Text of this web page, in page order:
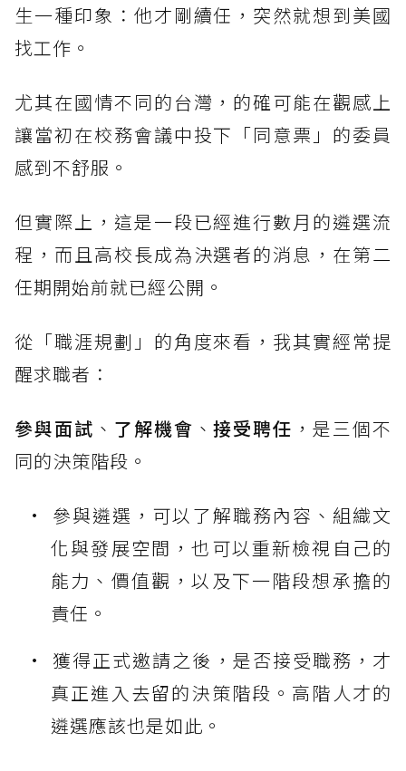
生一種印象：他才剛續任，突然就想到美國
找工作。
尤其在國情不同的台灣，的確可能在觀感上
讓當初在校務會議中投下「同意票」的委員
感到不舒服。
但實際上，這是一段已經進行數月的遴選流
程，而且高校長成為決選者的消息，在第二
任期開始前就已經公開。
從「職涯規劃」的角度來看，我其實經常提
醒求職者：
參與面試 、 了解機會 、接受聘任 ，是三個不
同的決策階段。
參與遴選，可以了解職務內容、組織文
化與發展空間，也可以重新檢視自己的
能力、價值觀，以及下一階段想承擔的
責任。
獲得正式邀請之後，是否接受職務，才
真正進入去留的決策階段。高階人才的
遴選應該也是如此。